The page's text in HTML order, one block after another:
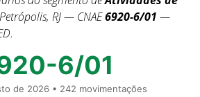
RJ — CNAE6920-6/01 —
6/01
de 2026 • 242 movimentações